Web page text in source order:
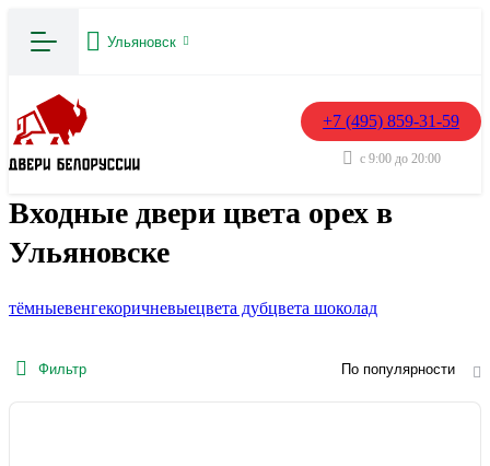
Ульяновск
+7 (495) 859-31-59
с 9:00 до 20:00
Входные двери цвета орех в
Ульяновске
тёмныевенгекоричневыецвета дубцвета шоколад
Фильтр По популярности